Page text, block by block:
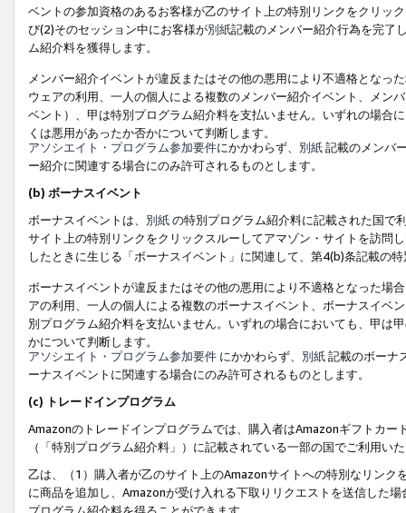
ベントの参加資格のあるお客様が乙のサイト上の特別リンクをクリッ
び(2)そのセッション中にお客様が別紙記載のメンバー紹介行為を完了
ム紹介料を獲得します。
メンバー紹介イベントが違反またはその他の悪用により不適格となっ
ウェアの利用、一人の個人による複数のメンバー紹介イベント、メン
ベント）、甲は特別プログラム紹介料を支払いません。いずれの場合
くは悪用があったか否かについて判断します。
アソシエイト・プログラム参加要件にかかわらず、 別紙記載のメンバ
ー紹介に関連する場合にのみ許可されるものとします。
(b) ボーナスイベント
ボーナスイベントは、 別紙の特別プログラム紹介料に記載された国で
サイト上の特別リンクをクリックスルーしてアマゾン・サイトを訪問
したときに生じる「ボーナスイベント」に関連して、第4(b)条記載の
ボーナスイベントが違反またはその他の悪用により不適格となった場
アの利用、一人の個人による複数のボーナスイベント、ボーナスイベ
別プログラム紹介料を支払いません。いずれの場合においても、甲は
かについて判断します。
アソシエイト・プログラム参加要件 にかかわらず、 別紙記載のボーナ
ーナスイベントに関連する場合にのみ許可されるものとします。
(c) トレードインプログラム
Amazonのトレードインプログラムでは、購入者はAmazonギフトカ
（「特別プログラム紹介料」）に記載されている一部の国でご利用い
乙は、（1）購入者が乙のサイト上のAmazonサイトへの特別なリン
に商品を追加し、Amazonが受け入れる下取りリクエストを送信した
プログラム紹介料を得ることができます。